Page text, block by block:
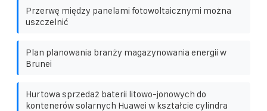
Przerwę między panelami fotowoltaicznymi można
uszczelnić
Plan planowania branży magazynowania energii w
Brunei
Hurtowa sprzedaż baterii litowo-jonowych do
kontenerów solarnych Huawei w kształcie cylindra